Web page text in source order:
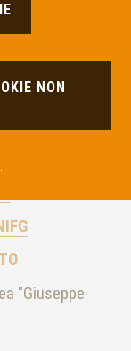
Segreteria
con i
"Giuseppe
NON